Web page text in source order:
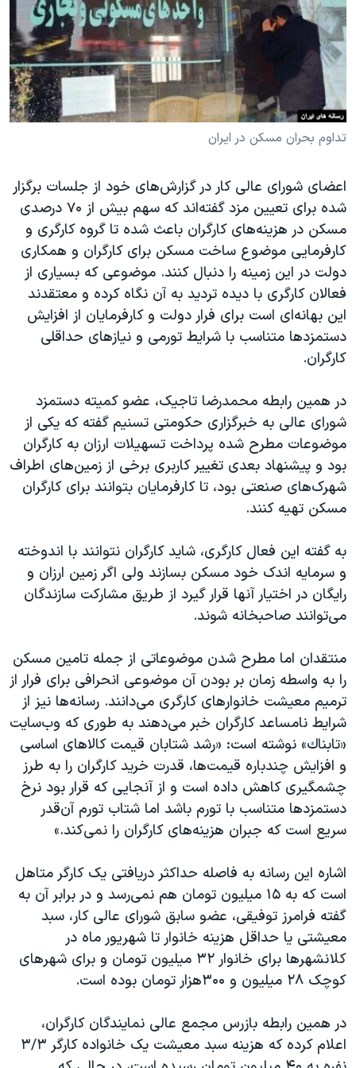
فرهنگ و زندگی
حقوق شهروندی
اقتصادی
علم و فناوری
آرشیو پخش زنده
مستندها
انتخابات ریاست جمهوری آمریکا ۲۰۲۴
حمله جمهوری اسلامی به اسرائیل
رمز مهسا
مجموعه مستندهای دادخواهی
تریبونال مردمی آبان ۹۸
دادگاه حمید نوری
چهل سال گروگان‌گیری
قانون شفافیت دارائی کادر رهبری ایران
اعتراضات مردمی آبان ۹۸
اسرائیل در جنگ
همایش محافظه‌کاران آمریکا «سی‌پک»
صفحه‌های ویژه
سفر پرزیدنت ترامپ به چین
دنبال کنید
زبانهای مختلف
تداوم بحران مسکن در ایران
اعضای شورای عالی کار در گزارش‌های خود از جلسات برگزار
شده برای تعیین مزد گفته‌اند که سهم بیش از ۷۰ درصدی
مسکن در هزینه‌های کارگران باعث شده تا گروه کارگری و
کارفرمایی موضوع ساخت مسکن برای کارگران و همکاری
دولت در این زمینه را دنبال کنند. موضوعی که بسیاری از
فعالان کارگری با دیده تردید به آن نگاه کرده و معتقدند
این بهانه‌ای است برای فرار دولت و کارفرمایان از افزایش
دستمزد‌ها متناسب با شرایط تورمی و نیازهای حداقلی
کارگران.
در همین رابطه محمدرضا تاجیک، عضو کمیته دستمزد
شورای عالی به خبرگزاری حکومتی تسنیم گفته که یکی از
موضوعات مطرح شده پرداخت تسهیلات ارزان به کارگران
بود و پیشنهاد بعدی تغییر کاربری برخی از زمین‌های اطراف
شهرک‌های صنعتی بود، تا کارفرمایان بتوانند برای کارگران
مسکن تهیه کنند.
به گفته این فعال کارگری،‌ شاید کارگران نتوانند با اندوخته
و سرمایه اندک خود مسکن بسازند ولی اگر زمین ارزان و
رایگان در اختیار آنها قرار گیرد از طریق مشارکت سازندگان
می‌توانند صاحبخانه شوند.
منتقدان اما مطرح شدن موضوعاتی از جمله تامین مسکن
را به واسطه زمان بر بودن آن موضوعی انحرافی برای فرار از
ترمیم معیشت خانوارهای کارگری می‌دانند. رسانه‌ها نیز از
شرایط نامساعد کارگران خبر می‌دهند به طوری که وب‌سایت
«تابناك» نوشته است: «رشد شتابان قیمت کالاهای اساسی
و افزایش چندباره قیمت‌ها، قدرت خرید کارگران را به طرز
چشمگیری کاهش داده است و از آنجایی که قرار بود نرخ
دستمزدها متناسب با تورم باشد اما شتاب تورم آن‌قدر
سریع است که جبران هزینه‌های کارگران را نمی‌کند.»
اشاره این رسانه به فاصله حداکثر دریافتی یک کارگر متاهل
است که به ۱۵ میلیون تومان هم نمی‌رسد و در برابر آن به
گفته فرامرز توفیقی، عضو سابق شورای عالی کار، سبد
معیشتی یا حداقل هزینه خانوار تا شهریور ماه در
کلانشهرها برای خانوار ۳۲ میلیون تومان و برای شهرهای
کوچک ۲۸ میلیون و ۳۰۰هزار تومان بوده است.
در همین رابطه بازرس مجمع عالی نمایندگان کارگران،
اعلام کرده که هزینه سبد معیشت یک خانواده کارگر ۳/۳